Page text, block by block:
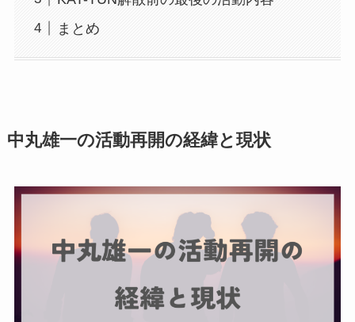
まとめ
中丸雄一の活動再開の経緯と現状